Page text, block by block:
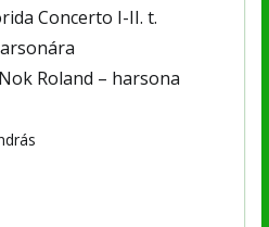
Concerto I-II. t.
Roland – harsona